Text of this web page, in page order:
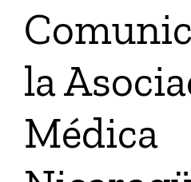
Inicio
Conócenos
Temas
la
Médica